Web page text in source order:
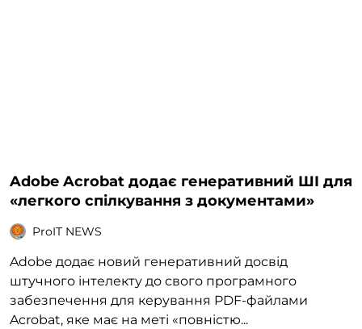
Adobe Acrobat додає генеративний ШІ для
«легкого спілкування з документами»
ProIT NEWS
Adobe додає новий генеративний досвід
штучного інтелекту до свого програмного
забезпечення для керування PDF-файлами
Acrobat, яке має на меті «повністю...